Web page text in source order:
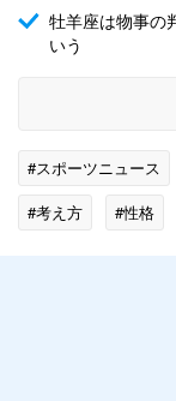
牡羊座は物事の
いう
#スポーツニュース
#考え方
#性格